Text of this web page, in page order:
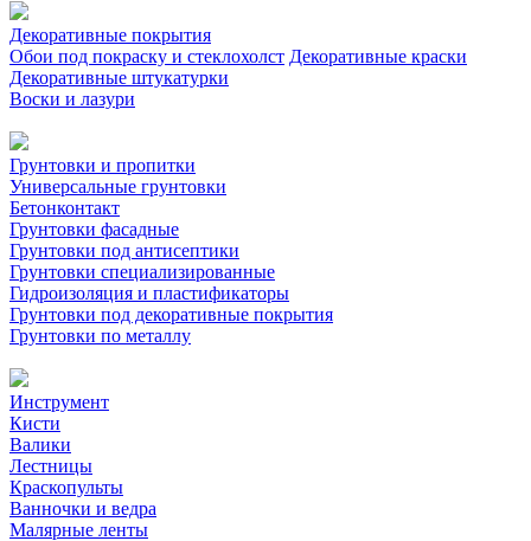
Декоративные покрытия
Обои под покраску и стеклохолст Декоративные краски
Декоративные штукатурки
Воски и лазури
Грунтовки и пропитки
Универсальные грунтовки
Бетонконтакт
Грунтовки фасадные
Грунтовки под антисептики
Грунтовки специализированные
Гидроизоляция и пластификаторы
Грунтовки под декоративные покрытия
Грунтовки по металлу
Инструмент
Кисти
Валики
Лестницы
Краскопульты
Ванночки и ведра
Малярные ленты